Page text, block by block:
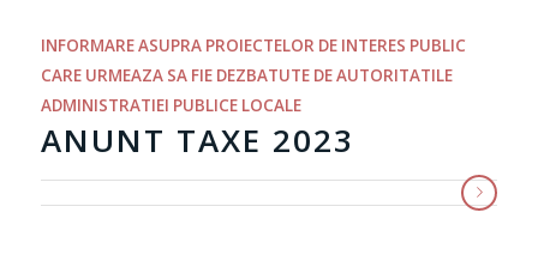
INFORMARE ASUPRA PROIECTELOR DE INTERES PUBLIC
CARE URMEAZA SA FIE DEZBATUTE DE AUTORITATILE
ADMINISTRATIEI PUBLICE LOCALE
ANUNT TAXE 2023